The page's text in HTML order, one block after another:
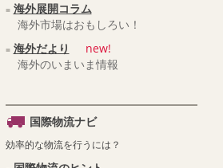
海外展開コラム
海外市場はおもしろい！
海外だより
new!
海外のいまいま情報
国際物流ナビ
効率的な物流を行うには？